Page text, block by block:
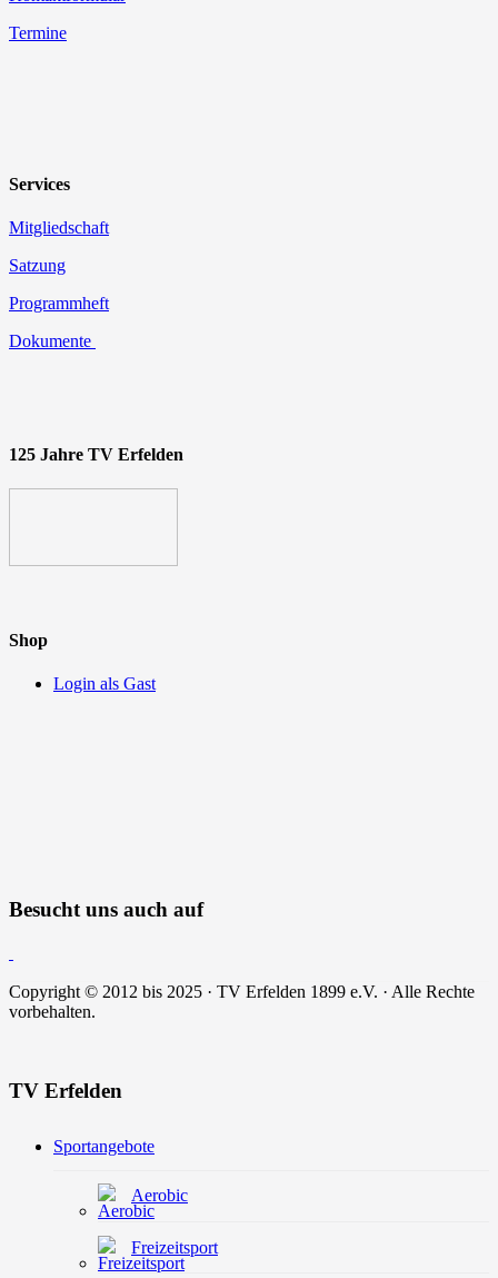
Termine
Services
Mitgliedschaft
Satzung
Programmheft
Dokumente
125 Jahre TV Erfelden
Shop
Login als Gast
Besucht uns auch auf
Copyright © 2012 bis 2025 · TV Erfelden 1899 e.V. · Alle Rechte
vorbehalten.
TV Erfelden
Sportangebote
Aerobic
Freizeitsport